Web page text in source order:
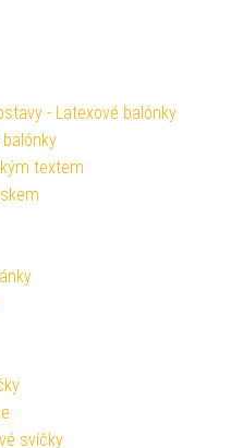
- Latexové balónky
textem
svíčky